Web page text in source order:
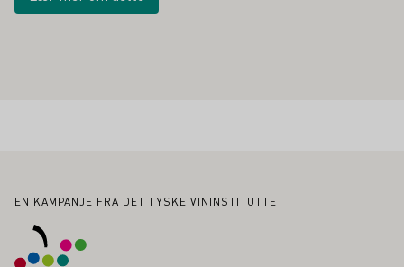
Bunntekst
EN KAMPANJE FRA DET TYSKE VININSTITUTTET